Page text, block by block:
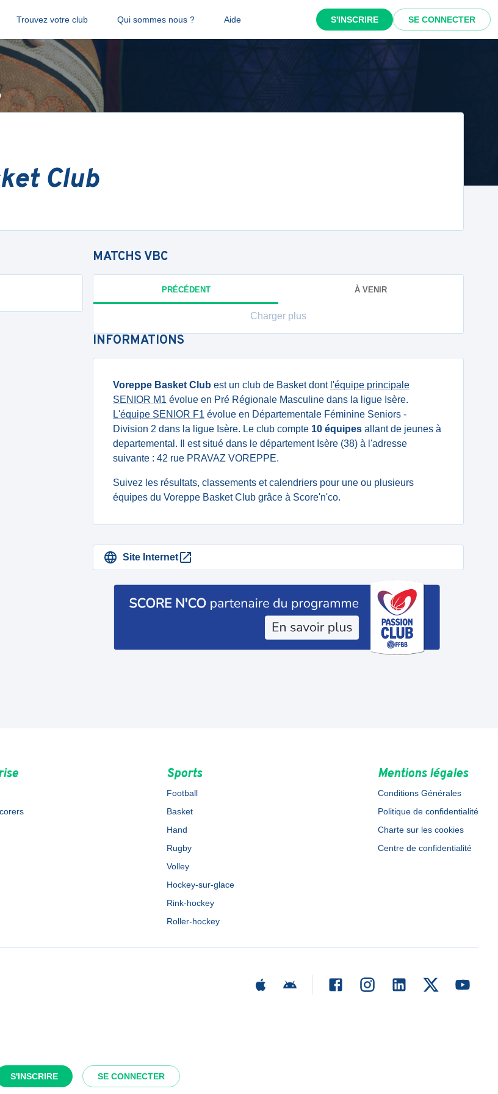
Trouvez votre club Qui sommes nous ? Aide S'INSCRIRE SE CONNECTER
S'INSCRIRE SE CONNECTER
Club
MATCHSVBC
PRÉCÉDENT À VENIR
Charger plus
INFORMATIONS
Voreppe Basket Club est un club de Basket dont l'équipe principale
SENIOR M1 évolue en Pré Régionale Masculine dans la ligue Isère.
L'équipe SENIOR F1 évolue en Départementale Féminine Seniors -
Division 2 dans la ligue Isère. Le club compte 10 équipes allant de jeunes à
departemental. Il est situé dans le département Isère (38) à l'adresse
suivante : 42 rue PRAVAZ VOREPPE.
Suivez les résultats, classements et calendriers pour une ou plusieurs
équipes du Voreppe Basket Club grâce à Score'n'co.
Site Internet
Sports
Football
Basket
Hand
Rugby
Volley
Hockey-sur-glace
Rink-hockey
Roller-hockey
Mentions légales
Conditions Générales
Politique de confidentialité
Charte sur les cookies
Centre de confidentialité